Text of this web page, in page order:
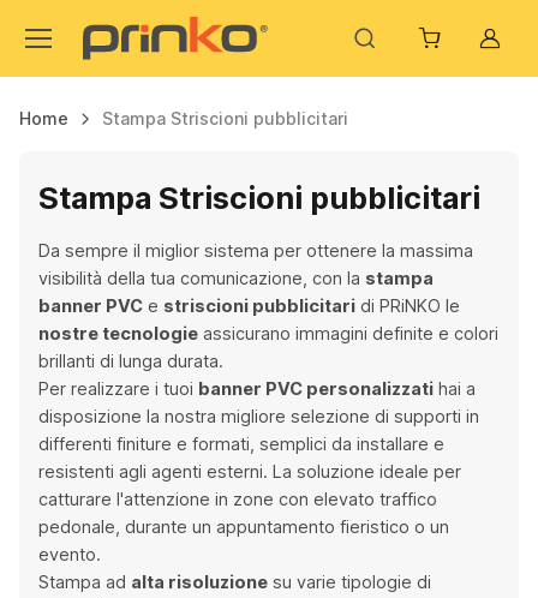
Home Stampa Striscioni pubblicitari
Stampa Striscioni pubblicitari
Da sempre il miglior sistema per ottenere la massima
visibilità della tua comunicazione, con la stampa
banner PVC e striscioni pubblicitari di PRiNKO le
nostre tecnologie assicurano immagini definite e colori
brillanti di lunga durata.
Per realizzare i tuoi banner PVC personalizzati hai a
disposizione la nostra migliore selezione di supporti in
differenti finiture e formati, semplici da installare e
resistenti agli agenti esterni. La soluzione ideale per
catturare l'attenzione in zone con elevato traffico
pedonale, durante un appuntamento fieristico o un
evento.
Stampa ad alta risoluzione su varie tipologie di